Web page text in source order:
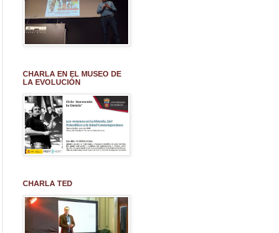
CHARLA EN EL MUSEO DE
LA EVOLUCIÓN
CHARLA TED